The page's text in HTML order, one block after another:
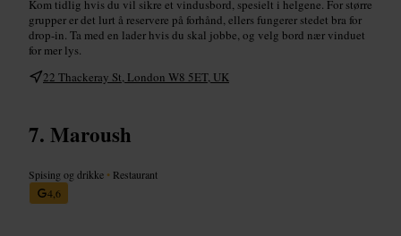
Kom tidlig hvis du vil sikre et vindusbord, spesielt i helgene. For større
grupper er det lurt å reservere på forhånd, ellers fungerer stedet bra for
drop-in. Ta med en lader hvis du skal jobbe, og velg bord nær vinduet
for mer lys.
22 Thackeray St, London W8 5ET, UK
Maroush
Spising og drikke • Restaurant
4,6